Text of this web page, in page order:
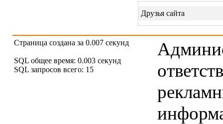
Друзья сайта
Страница создана за 0.007 секунд
SQL общее время: 0.003 секунд
SQL запросов всего: 15